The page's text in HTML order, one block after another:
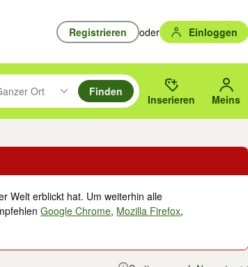
Registrieren oder Einloggen
oben/unten durchsuchen und mit Eingabetaste
drücken um zu suchen, oder Vorschläge mit
Ort
im Umkreis des gewählten Orts oder PLZ.
Finden
Inserieren Meins
Welt erblickt hat. Um weiterhin alle
Google Chrome, Mozilla Firefox,